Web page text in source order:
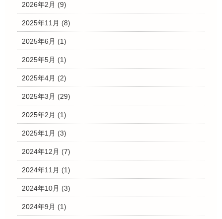
2026年2月 (9)
2025年11月 (8)
2025年6月 (1)
2025年5月 (1)
2025年4月 (2)
2025年3月 (29)
2025年2月 (1)
2025年1月 (3)
2024年12月 (7)
2024年11月 (1)
2024年10月 (3)
2024年9月 (1)